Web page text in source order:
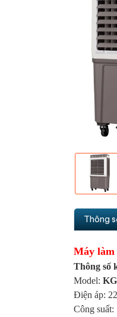
Thông
Máy làm
Thông số
Model:
Điện áp:
Công